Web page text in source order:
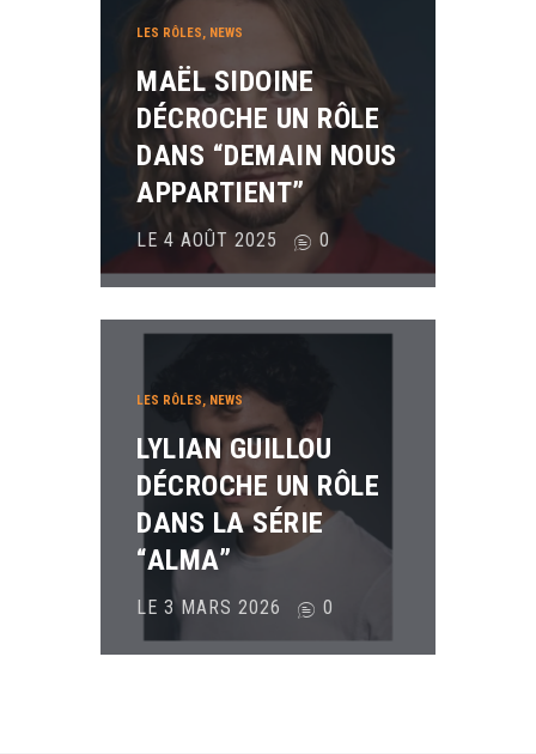
LES RÔLES, NEWS
MAËL SIDOINE
DÉCROCHE UN RÔLE
DANS “DEMAIN NOUS
APPARTIENT”
LE 4 AOÛT 2025 0
LES RÔLES,NEWS
LYLIAN GUILLOU
DÉCROCHE UN RÔLE
DANS LA SÉRIE
“ALMA”
LE 3 MARS 2026 0